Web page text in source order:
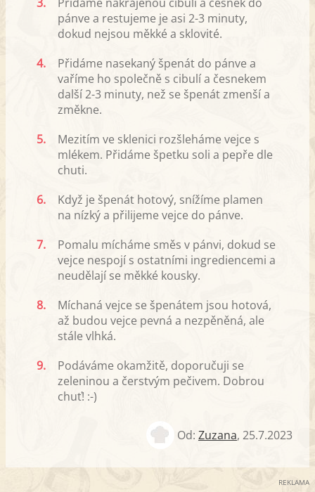
pánve a restujeme je asi 2-3 minuty,
dokud nejsou měkké a sklovité.
4.
Přidáme nasekaný špenát do pánve a
vaříme ho společně s cibulí a česnekem
další 2-3 minuty, než se špenát zmenší a
změkne.
5.
Mezitím ve sklenici rozšleháme vejce s
mlékem. Přidáme špetku soli a pepře dle
chuti.
6.
Když je špenát hotový, snížíme plamen
na nízký a přilijeme vejce do pánve.
7.
Pomalu mícháme směs v pánvi, dokud se
vejce nespojí s ostatními ingrediencemi a
neudělají se měkké kousky.
8.
Míchaná vejce se špenátem jsou hotová,
až budou vejce pevná a nezpěněná, ale
stále vlhká.
9.
Podáváme okamžitě, doporučuji se
zeleninou a čerstvým pečivem. Dobrou
chuť! :-)
Od: Zuzana, 25.7.2023
REKLAMA